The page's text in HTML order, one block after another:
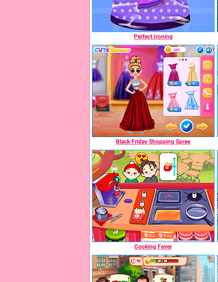
Perfect Ironing
Black Friday Shopping Spree
Cooking Fever